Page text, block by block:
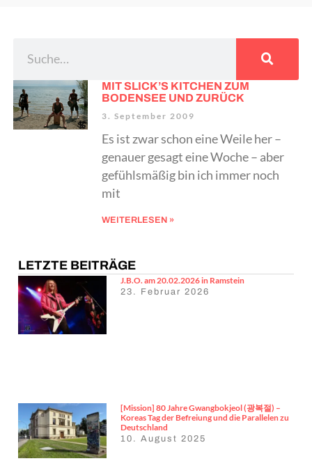
MIT SLICK’S KITCHEN ZUM
BODENSEE UND ZURÜCK
3. September 2009
Es ist zwar schon eine Weile her –
genauer gesagt eine Woche – aber
gefühlsmäßig bin ich immer noch
mit
WEITERLESEN »
LETZTE BEITRÄGE
J.B.O. am 20.02.2026 in Ramstein
23. Februar 2026
[Mission] 80 Jahre Gwangbokjeol (광복절) –
Koreas Tag der Befreiung und die Parallelen zu
Deutschland
10. August 2025